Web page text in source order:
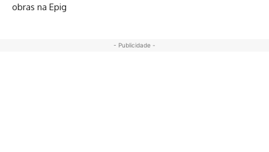
obras na Epig
- Publicidade -